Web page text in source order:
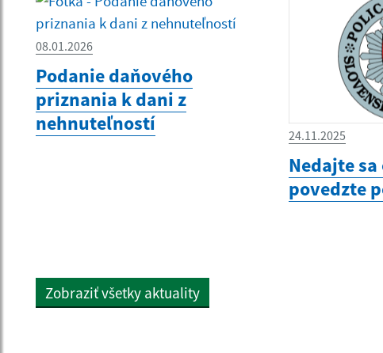
08.01.2026
Podanie daňového
priznania k dani z
nehnuteľností
24.11.2025
Nedajte
povedzte
Zobraziť všetky aktuality